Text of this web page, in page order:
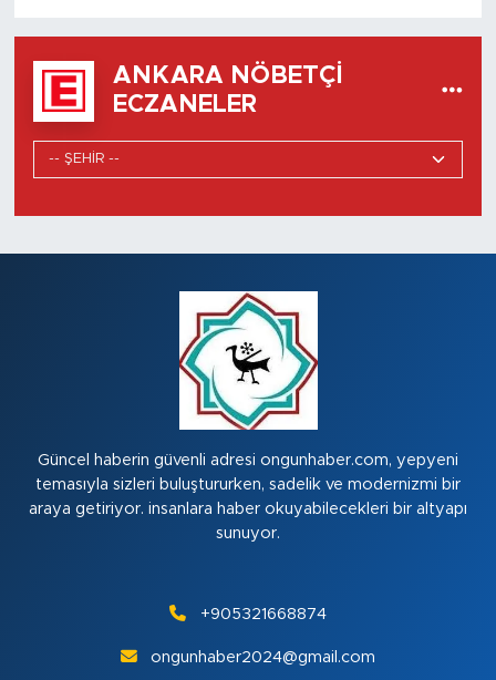
ANKARA NÖBETÇI
ECZANELER
Güncel haberin güvenli adresi ongunhaber.com, yepyeni
temasıyla sizleri buluştururken, sadelik ve modernizmi bir
araya getiriyor. insanlara haber okuyabilecekleri bir altyapı
sunuyor.
+905321668874
ongunhaber2024@gmail.com